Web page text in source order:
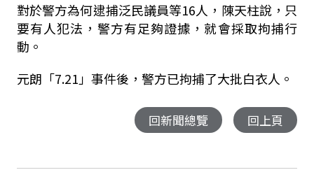
對於警方為何逮捕泛民議員等16人，陳天柱說，只
要有人犯法，警方有足夠證據，就會採取拘捕行
動。
元朗「7.21」事件後，警方已拘捕了大批白衣人。
回新聞總覽 回上頁